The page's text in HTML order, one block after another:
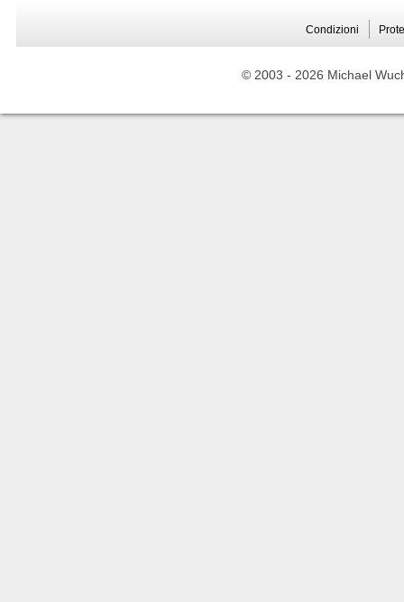
Condizioni
© 2003 - 2026 Michael